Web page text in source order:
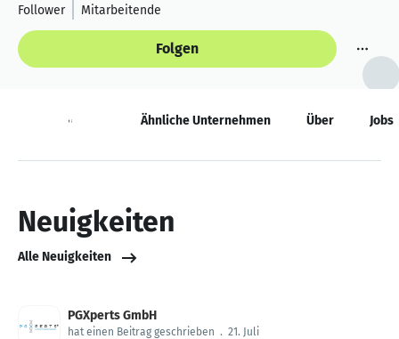
Follower
Mitarbeitende
Folgen
Neuigkeiten Ähnliche Unternehmen Über Jobs
Neuigkeiten
Alle Neuigkeiten
PGXperts GmbH
hat einen Beitrag geschrieben . 21. Juli